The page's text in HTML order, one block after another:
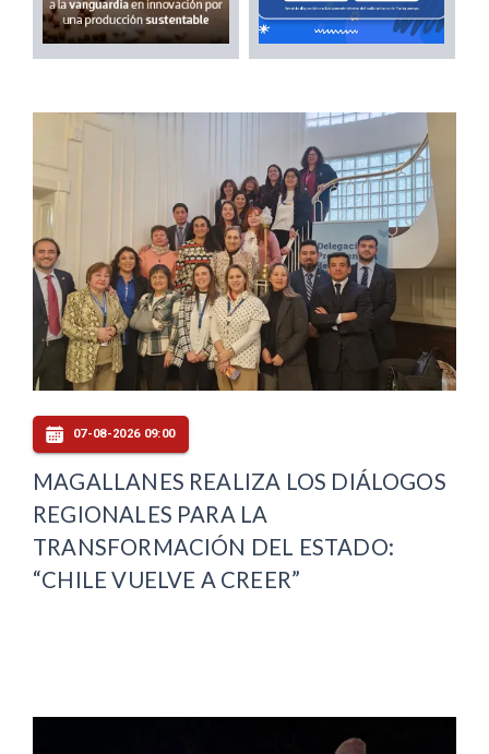
07-08-2026 09:00
MAGALLANES REALIZA LOS DIÁLOGOS
REGIONALES PARA LA
TRANSFORMACIÓN DEL ESTADO:
“CHILE VUELVE A CREER”